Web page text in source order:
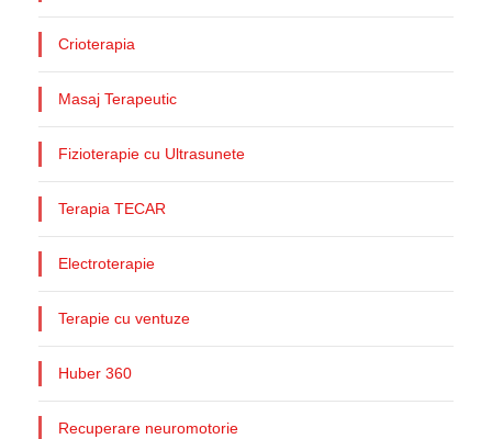
Crioterapia
Masaj Terapeutic
Fizioterapie cu Ultrasunete
Terapia TECAR
Electroterapie
Terapie cu ventuze
Huber 360
Recuperare neuromotorie